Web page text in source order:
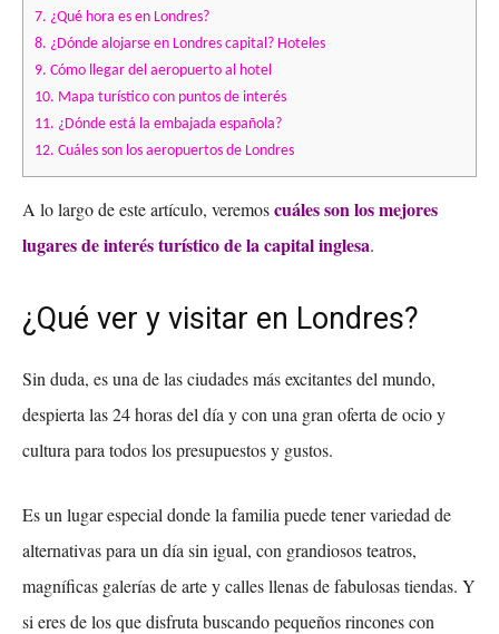
7. ¿Qué hora es en Londres?
8. ¿Dónde alojarse en Londres capital? Hoteles
9. Cómo llegar del aeropuerto al hotel
10. Mapa turístico con puntos de interés
11. ¿Dónde está la embajada española?
12. Cuáles son los aeropuertos de Londres
A lo largo de este artículo, veremoscuáles son los mejores
lugares de interés turístico de la capital inglesa.
¿Qué ver y visitar en Londres?
Sin duda, es una de las ciudades más excitantes del mundo,
despierta las 24 horas del día y con una gran oferta de ocio y
cultura para todos los presupuestos y gustos.
Es un lugar especial donde la familia puede tener variedad de
alternativas para un día sin igual, con grandiosos teatros,
magníficas galerías de arte y calles llenas de fabulosas tiendas. Y
si eres de los que disfruta buscando pequeños rincones con